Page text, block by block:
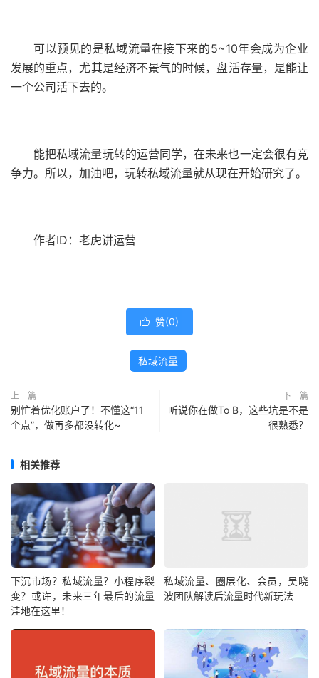
可以预见的是私域流量在接下来的5~10年会成为企业
发展的重点，尤其是经济不景气的时候，盘活存量，是能让
一个公司活下去的。
能把私域流量玩转的运营同学，在未来也一定会很有竞
争力。所以，加油吧，玩转私域流量就从现在开始研究了。
作者ID：老虎讲运营
 赞(0)
私域流量
上一篇
别忙着优化账户了！不懂这“11
个点”，做再多都没转化~
下一篇
听说你在做To B，这些坑是不是
很熟悉？
相关推荐
下沉市场？私域流量？小程序裂
变？或许，未来三年最后的流量
洼地在这里！
私域流量、圈层化、会员，吴晓
波团队解读后流量时代新玩法